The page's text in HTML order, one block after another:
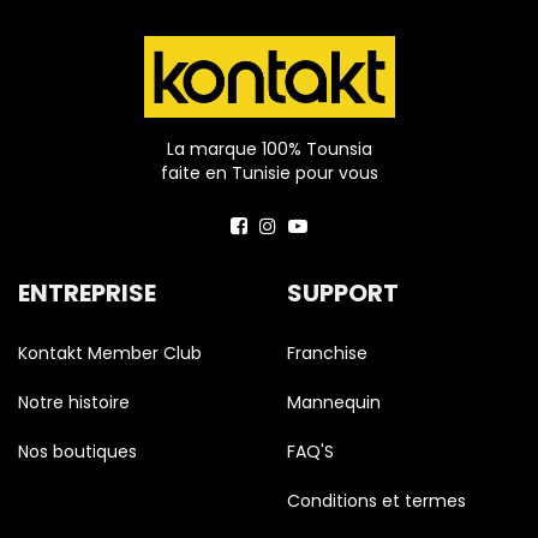
La marque 100% Tounsia
faite en Tunisie pour vous
ENTREPRISE
Kontakt Member Club
Notre histoire
Nos boutiques
SUPPORT
Franchise
Mannequin
FAQ'S
Conditions et termes